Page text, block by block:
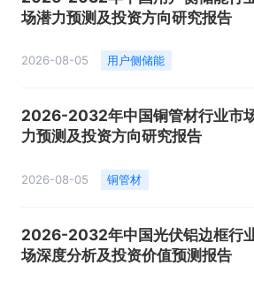
场潜力预测及投资方向研究报告
2026-08-05 用户侧储能
2026-2032年中国铜管材行业市
力预测及投资方向研究报告
2026-08-05 铜管材
2026-2032年中国光伏铝边框行
场深度分析及投资价值预测报告